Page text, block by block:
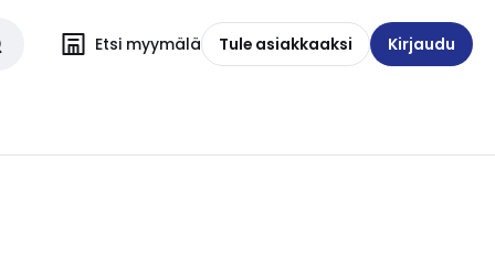
Etsi myymälä Tule asiakkaaksi Kirjaudu